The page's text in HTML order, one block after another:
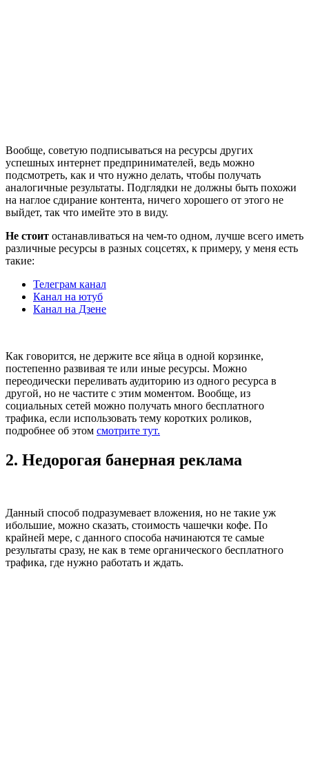
Вообще, советую подписываться на ресурсы других
успешных интернет предпринимателей, ведь можно
подсмотреть, как и что нужно делать, чтобы получать
аналогичные результаты. Подглядки не должны быть похожи
на наглое сдирание контента, ничего хорошего от этого не
выйдет, так что имейте это в виду.
Не стоит останавливаться на чем-то одном, лучше всего иметь
различные ресурсы в разных соцсетях, к примеру, у меня есть
такие:
Телеграм канал
Канал на ютуб
Канал на Дзене
Как говорится, не держите все яйца в одной корзинке,
постепенно развивая те или иные ресурсы. Можно
переодически переливать аудиторию из одного ресурса в
другой, но не частите с этим моментом. Вообще, из
социальных сетей можно получать много бесплатного
трафика, если использовать тему коротких роликов,
подробнее об этом смотрите тут.
2. Недорогая банерная реклама
Данный способ подразумевает вложения, но не такие уж
ибольшие, можно сказать, стоимость чашечки кофе. По
крайней мере, с данного способа начинаются те самые
результаты сразу, не как в теме органического бесплатного
трафика, где нужно работать и ждать.